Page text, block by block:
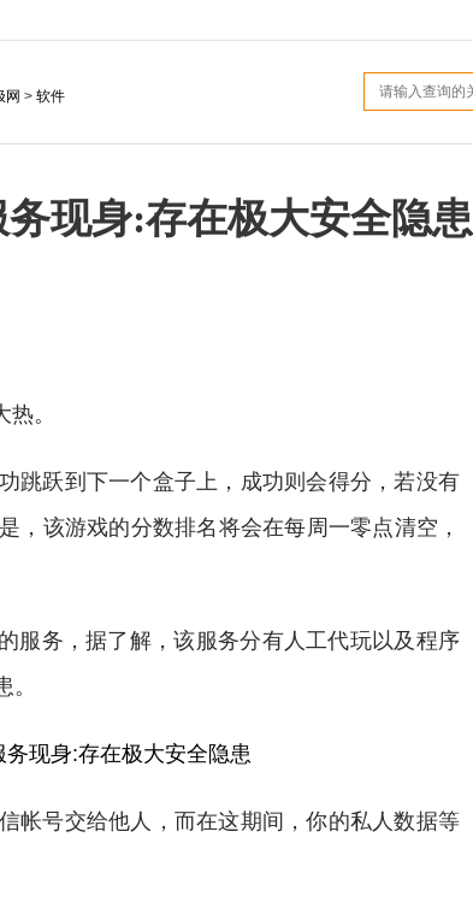
网 > 软件
现身:存在极大安全隐患
。
跃到下一个盒子上，成功则会得分，若没有
，该游戏的分数排名将会在每周一零点清空，
务，据了解，该服务分有人工代玩以及程序
现身:存在极大安全隐患
号交给他人，而在这期间，你的私人数据等